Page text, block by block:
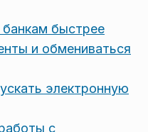
быстрее
и обмениваться
электронную
с